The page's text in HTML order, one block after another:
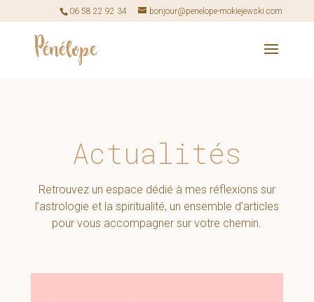
06 58 22 92 34 bonjour@penelope-mokiejewski.com
Actualités
Retrouvez un espace dédié à mes réflexions sur
l’astrologie et la spiritualité, un ensemble d’articles
pour vous accompagner sur votre chemin.